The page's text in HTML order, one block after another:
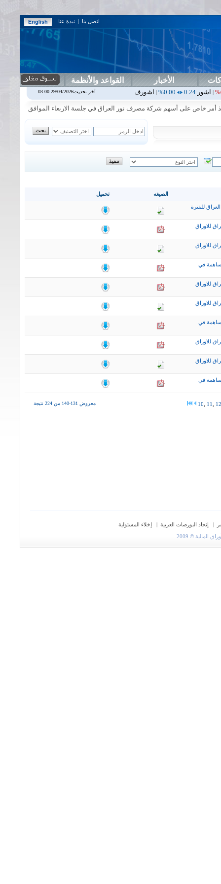
اتصل بنا | نبذة عنا
الأخبار القواعد والأنظمة
|اشورف29.03
4.98%
0.00%
|اقليم
خاص على أسهم شركة مصرف نور العراق في جلسة الاربعاء الموافق 2026/8/5
تحميل الصيغه
للفترة
للاوراق
للاوراق
في
للاوراق
للاوراق
في
للاوراق
للاوراق
في
معروض 131-140 من 224 نتيجة 10 11 12
| إتحاد البورصات العربية |
إخلاء المسئولية
© 2009